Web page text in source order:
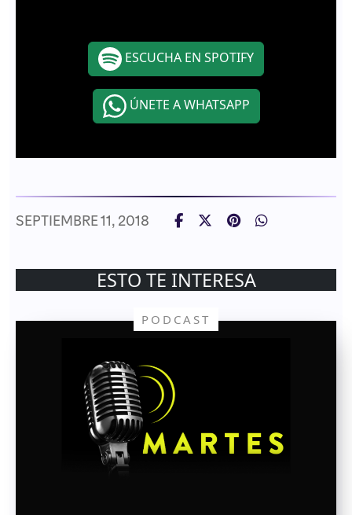
ESCUCHA EN SPOTIFY
ÚNETE A WHATSAPP
SEPTIEMBRE 11, 2018
ESTO TE INTERESA
PODCAST